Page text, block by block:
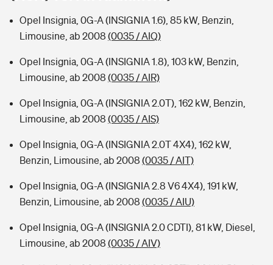
Sie haben Fragen?
Zur Übersicht
Typklassen: So ist Ihr Auto eingestuft
Sie haben Fragen?
Opel Insignia, 0G-A (INSIGNIA 1.6), 85 kW, Benzin,
Limousine, ab 2008 (0035 / AIQ)
Opel Insignia, 0G-A (INSIGNIA 1.8), 103 kW, Benzin,
Limousine, ab 2008 (0035 / AIR)
Opel Insignia, 0G-A (INSIGNIA 2.0T), 162 kW, Benzin,
Limousine, ab 2008 (0035 / AIS)
Opel Insignia, 0G-A (INSIGNIA 2.0T 4X4), 162 kW,
Benzin, Limousine, ab 2008 (0035 / AIT)
Opel Insignia, 0G-A (INSIGNIA 2.8 V6 4X4), 191 kW,
Benzin, Limousine, ab 2008 (0035 / AIU)
Opel Insignia, 0G-A (INSIGNIA 2.0 CDTI), 81 kW, Diesel,
Limousine, ab 2008 (0035 / AIV)